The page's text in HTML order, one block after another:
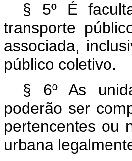
§ 5º É
transporte
associada,
público coletivo.
§ 6º As
poderão ser
pertencentes ou
urbana